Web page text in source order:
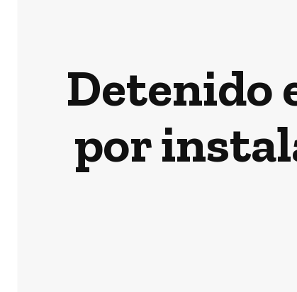
Detenido
por